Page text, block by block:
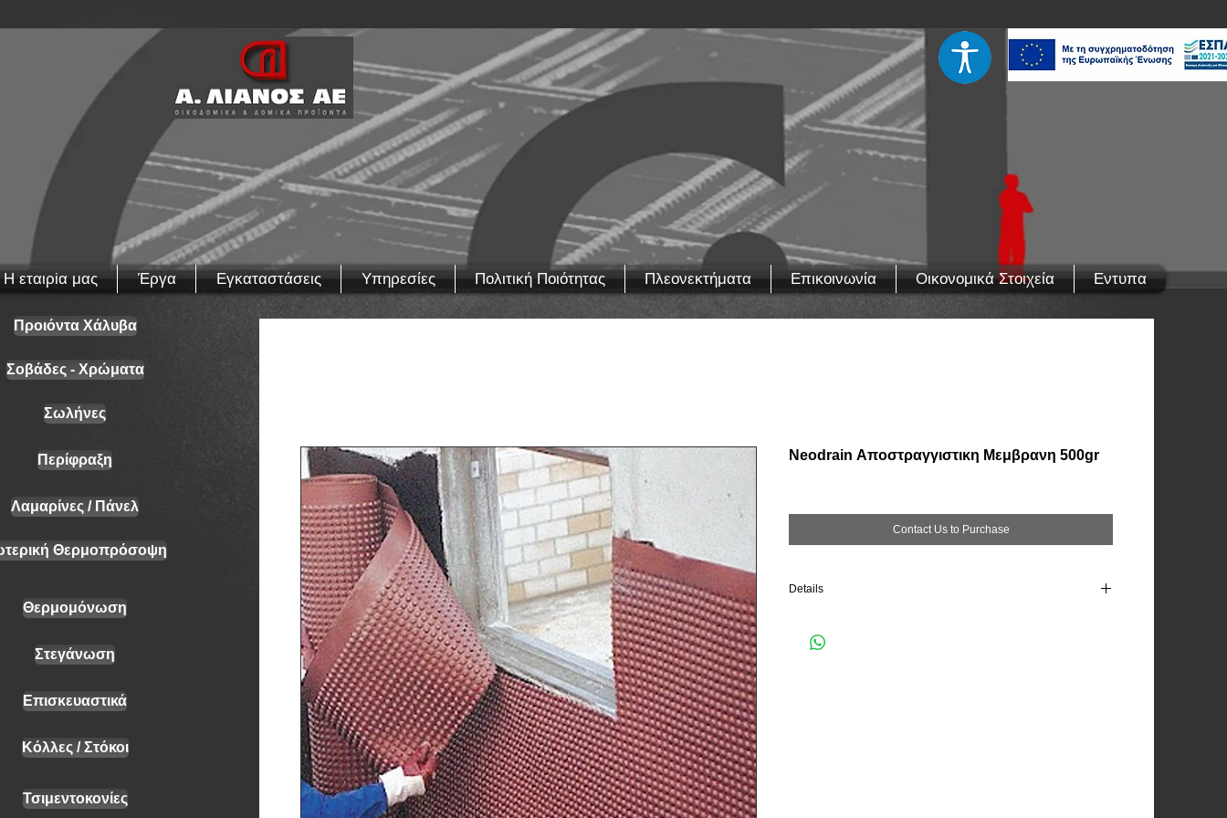
Η εταιρiα μας Έργα Εγκαταστάσεις Υπηρεσίες Πολιτική Ποιότητας Πλεονεκτήματα Επικοινωνία Οικονομικά Στοιχεία Εντυπα
Neodrain Αποστραγγιστικη Μεμβρανη 500gr
Contact Us to Purchase
Details
Περίφραξη
Σωλήνες
Λαμαρίνες / Πάνελ
Σοβάδες - Χρώματα
Θερμοπρόσοψη
Στεγάνωση
Επισκευαστικά
Τσιμεντοκονίες
Κόλλες / Στόκοι
Προιόντα Χάλυβα
Θερμομόνωση